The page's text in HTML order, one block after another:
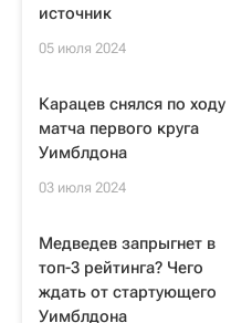
источник
05 июля 2024
Карацев снялся по ходу
матча первого круга
Уимблдона
03 июля 2024
Медведев запрыгнет в
топ-3 рейтинга? Чего
ждать от стартующего
Уимблдона